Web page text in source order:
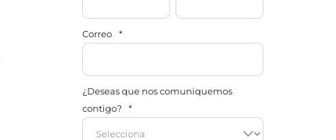
Correo *
¿Deseas que nos comuniquemos
contigo?
*